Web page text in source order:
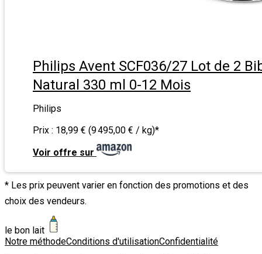
Philips Avent SCF036/27 Lot de 2
Natural 330 ml 0-12 Mois
Philips
Prix : 18,99 € (9 495,00 € / kg)*
Voir offre sur
* Les prix peuvent varier en fonction des promotions et des
choix des vendeurs.
le bon lait
Notre méthodeConditions d'utilisationConfidentialité